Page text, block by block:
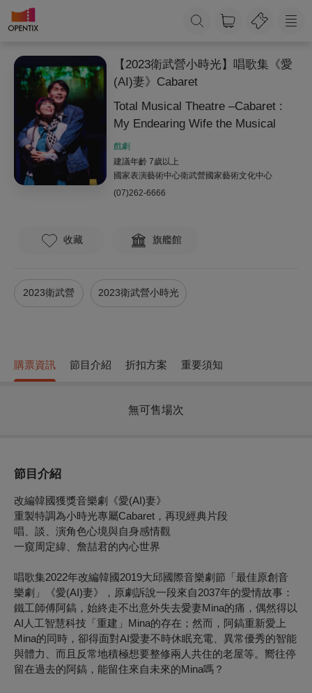
【2023衛武營小時光】唱歌集《愛
(AI)妻》Cabaret
Total Musical Theatre –Cabaret :
My Endearing Wife the Musical
戲劇
建議年齡 7歲以上
國家表演藝術中心衛武營國家藝術文化中心
(07)262-6666
收藏 旗艦館
2023衛武營 2023衛武營小時光
購票資訊 節目介紹 折扣方案 重要須知
無可售場次
節目介紹
改編韓國獲獎音樂劇《愛(AI)妻》
重製特調為小時光專屬Cabaret，再現經典片段
唱、談、演角色心境與自身感情觀
一窺周定緯、詹喆君的內心世界
唱歌集2022年改編韓國2019大邱國際音樂劇節「最佳原創音
樂劇」《愛(AI)妻》，原劇訴說一段來自2037年的愛情故事：
鐵工師傅阿鎬，始終走不出意外失去愛妻Mina的痛，偶然得以
AI人工智慧科技「重建」Mina的存在；然而，阿鎬重新愛上
Mina的同時，卻得面對AI愛妻不時休眠充電、異常優秀的智能
與體力、而且反常地積極想要整修兩人共住的老屋等。嚮往停
留在過去的阿鎬，能留住來自未來的Mina嗎？